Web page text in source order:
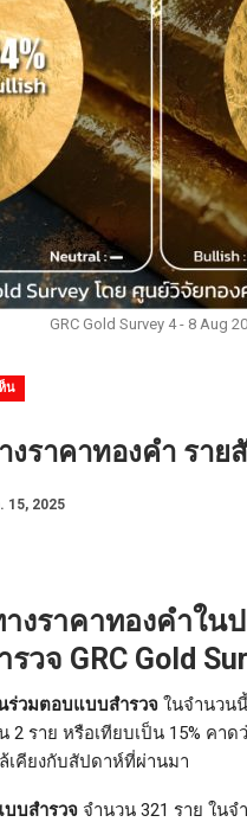
GRC Gold Survey 4 - 8 Aug
น
ราคาทองคำ ราย
15, 2025
งราคาทองคำใน
วจ GRC Gold
ร่วมตอบแบบสำรวจ ในจำนวน
ราย หรือเทียบเป็น 15% คาด
เคียงกับสัปดาห์ที่ผ่านมา
บสำรวจ จำนวน 321 ราย ในจ